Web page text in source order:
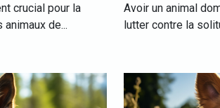
crucial pour la
de...
Avoir un animal
lutter contre la